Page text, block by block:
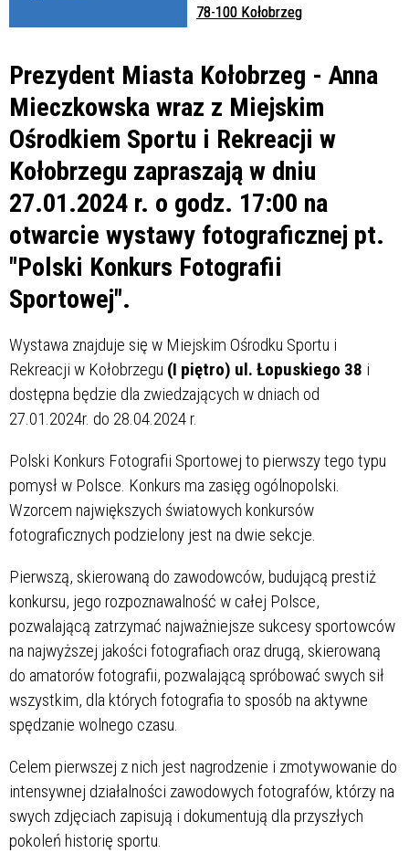
78-100 Kołobrzeg
Prezydent Miasta Kołobrzeg - Anna
Mieczkowska wraz z Miejskim
Ośrodkiem Sportu i Rekreacji w
Kołobrzegu zapraszają w dniu
27.01.2024 r. o godz. 17:00 na
otwarcie wystawy fotograficznej pt.
"Polski Konkurs Fotografii
Sportowej".
Wystawa znajduje się w Miejskim Ośrodku Sportu i
Rekreacji w Kołobrzegu (I piętro) ul. Łopuskiego 38 i
dostępna będzie dla zwiedzających w dniach od
27.01.2024r. do 28.04.2024 r.
Polski Konkurs Fotografii Sportowej to pierwszy tego typu
pomysł w Polsce. Konkurs ma zasięg ogólnopolski.
Wzorcem największych światowych konkursów
fotograficznych podzielony jest na dwie sekcje.
Pierwszą, skierowaną do zawodowców, budującą prestiż
konkursu, jego rozpoznawalność w całej Polsce,
pozwalającą zatrzymać najważniejsze sukcesy sportowców
na najwyższej jakości fotografiach oraz drugą, skierowaną
do amatorów fotografii, pozwalającą spróbować swych sił
wszystkim, dla których fotografia to sposób na aktywne
spędzanie wolnego czasu.
Celem pierwszej z nich jest nagrodzenie i zmotywowanie do
intensywnej działalności zawodowych fotografów, którzy na
swych zdjęciach zapisują i dokumentują dla przyszłych
pokoleń historię sportu.